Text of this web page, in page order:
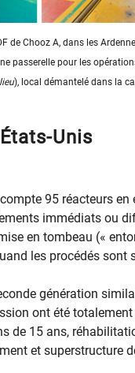
de Chooz A, dans les
passerelle pour les
), local démantelé dans la
Unis
95 réacteurs
immédiats ou
en tombeau («
les procédés sont
génération
ont été
de 15 ans,
et superstructure